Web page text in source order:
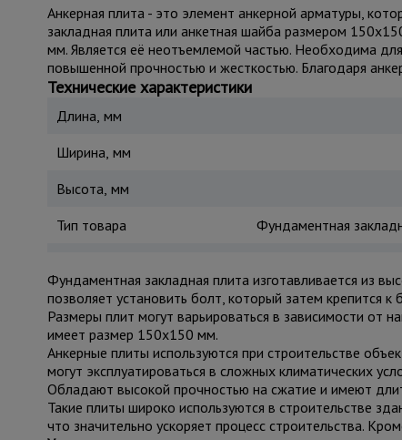
Анкерная плита - это элемент анкерной арматуры,
закладная плита или анкетная шайба размером
мм. Является её неотъемлемой частью. Необходима
повышенной прочностью и жесткостью. Благодаря
Технические характеристики
Длина, мм
Ширина, мм
Высота, мм
Тип товара
Фундаментная
Фундаментная закладная плита изготавливается из
позволяет установить болт, который затем крепится
Размеры плит могут варьироваться в зависимости от
имеет размер 150х150 мм.
Анкерные плиты используются при строительстве
могут эксплуатироваться в сложных климатических
Обладают высокой прочностью на сжатие и имеют
Такие плиты широко используются в строительстве
что значительно ускоряет процесс строительства.